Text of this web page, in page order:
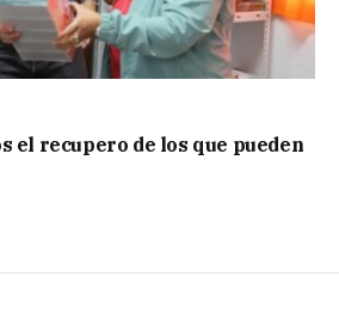
el recupero de los que pueden